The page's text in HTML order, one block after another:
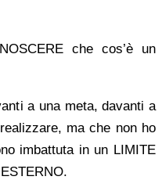
che cos’è un
a una meta, davanti a
ma che non ho
imbattuta in un LIMITE